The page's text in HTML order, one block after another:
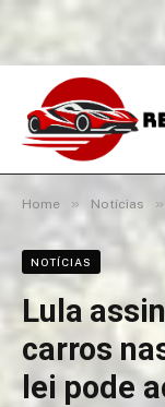
Home » Notícias »
NOTÍCIAS
Lula
carros
lei pode